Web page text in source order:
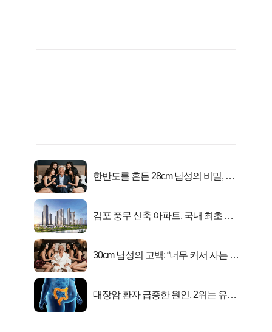
한반도를 흔든 28cm 남성의 비밀, 매
김포 풍무 신축 아파트, 국내 최초 반
30cm 남성의 고백: “너무 커서 사는 게
대장암 환자 급증한 원인, 2위는 유산